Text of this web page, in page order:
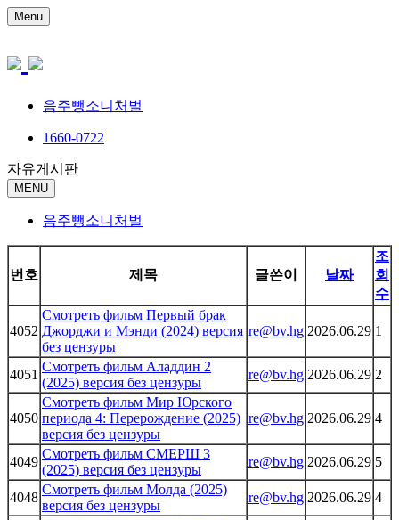
Menu
음주뺑소니처벌
1660-0722
자유게시판
MENU
음주뺑소니처벌
번호 제목 글쓴이 날짜
조
회
수
4052
Смотреть фильм Первый брак
Джорджи и Мэнди (2024) версия
без цензуры
re@bv.hg 2026.06.29 1
4051
Смотреть фильм Аладдин 2
(2025) версия без цензуры
re@bv.hg 2026.06.29 2
4050
Смотреть фильм Мир Юрского
периода 4: Перерождение (2025)
версия без цензуры
re@bv.hg 2026.06.29 4
4049
Смотреть фильм СМЕРШ 3
(2025) версия без цензуры
re@bv.hg 2026.06.29 5
4048
Смотреть фильм Молда (2025)
версия без цензуры
re@bv.hg 2026.06.29 4